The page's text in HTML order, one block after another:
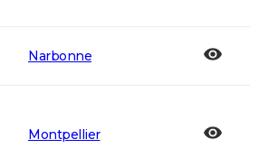
Narbonne
Montpellier